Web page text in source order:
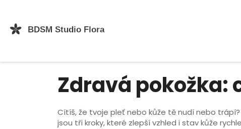
Zdravá pokožka:
Cítíš, že tvoje pleť nebo kůže tě nudí nebo
jsou tři kroky, které zlepší vzhled i stav kůže